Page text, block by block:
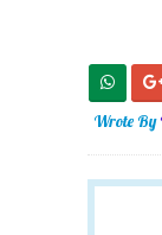

Wrote By